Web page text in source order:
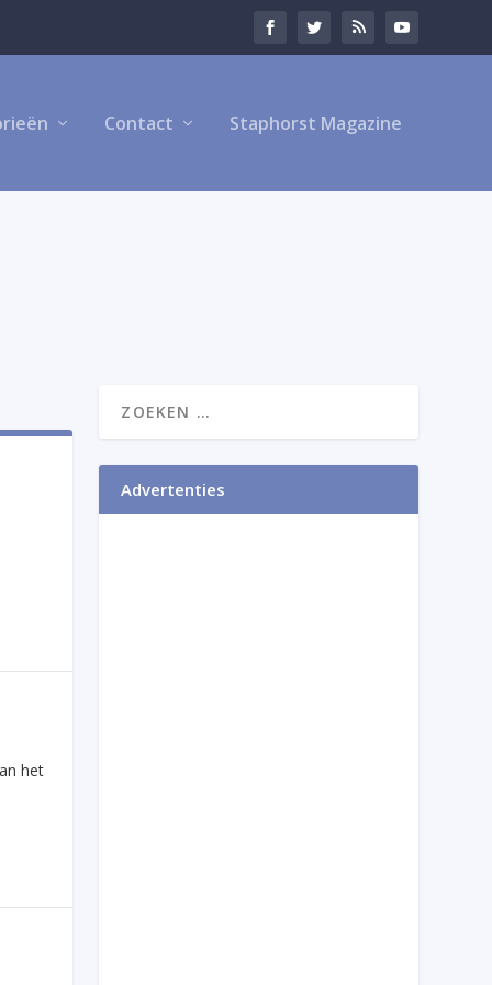
Contact Staphorst Magazine
het
Advertenties